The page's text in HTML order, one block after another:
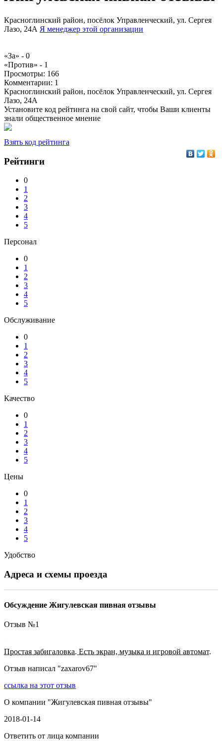
Красноглинский район, посёлок Управленческий, ул. Сергея
Лазо, 24А Я менеджер этой организации
«За» - 0
«Против» - 1
Просмотры: 166
Комментарии: 1
Красноглинский район, посёлок Управленческий, ул. Сергея
Лазо, 24А
Установите код рейтинга на свой сайт, чтобы Ваши клиенты
знали общественное мнение
Взять код рейтинга
Рейтинги
0
1
2
3
4
5
Персонал
0
1
2
3
4
5
Обслуживание
0
1
2
3
4
5
Качество
0
1
2
3
4
5
Цены
0
1
2
3
4
5
Удобство
Адреса и схемы проезда
Обсуждение Жигулевская пивная отзывы
Отзыв №1
Простая забигаловка. Есть экран, музыка и игровой автомат.
Отзыв написал "zaxarov67"
ссылка на этот отзыв
О компании "Жигулевская пивная отзывы"
2018-01-14
Ответить от лица компании